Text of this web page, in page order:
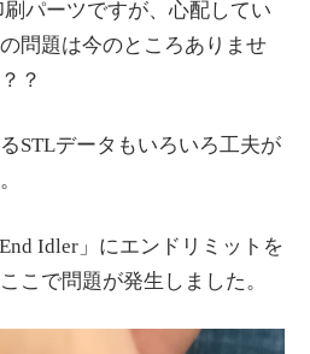
パーツですが、心配してい
問題は今のところありませ
？
STLデータもいろいろ工夫が
Idler」にエンドリミットを
こで問題が発生しました。